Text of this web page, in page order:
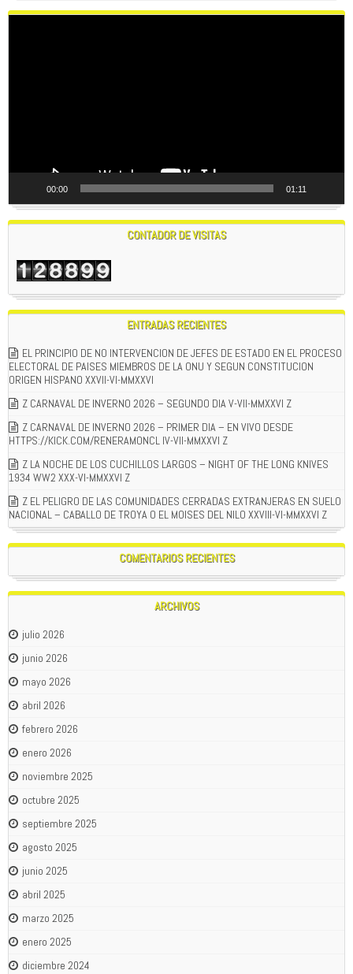
00:00 01:11
CONTADOR DE VISITAS
ENTRADAS RECIENTES
EL PRINCIPIO DE NO INTERVENCION DE JEFES DE ESTADO EN EL PROCESO
ELECTORAL DE PAISES MIEMBROS DE LA ONU Y SEGUN CONSTITUCION
ORIGEN HISPANO XXVII-VI-MMXXVI
Z CARNAVAL DE INVERNO 2026 – SEGUNDO DIA V-VII-MMXXVI Z
Z CARNAVAL DE INVERNO 2026 – PRIMER DIA – EN VIVO DESDE
HTTPS://KICK.COM/RENERAMONCL IV-VII-MMXXVI Z
Z LA NOCHE DE LOS CUCHILLOS LARGOS – NIGHT OF THE LONG KNIVES
1934 WW2 XXX-VI-MMXXVI Z
Z EL PELIGRO DE LAS COMUNIDADES CERRADAS EXTRANJERAS EN SUELO
NACIONAL – CABALLO DE TROYA O EL MOISES DEL NILO XXVIII-VI-MMXXVI Z
COMENTARIOS RECIENTES
ARCHIVOS
julio 2026
junio 2026
mayo 2026
abril 2026
febrero 2026
enero 2026
noviembre 2025
octubre 2025
septiembre 2025
agosto 2025
junio 2025
abril 2025
marzo 2025
enero 2025
diciembre 2024